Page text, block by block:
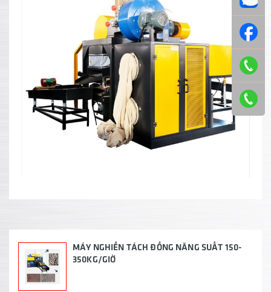
MÁY NGHIỀN TÁCH ĐỒNG NĂNG SUẤT 150-
350KG/GIỜ